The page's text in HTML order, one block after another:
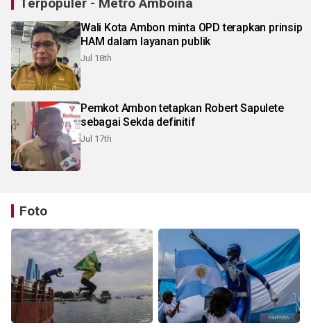
Wali Kota Ambon minta OPD terapkan prinsip
HAM dalam layanan publik
Jul 18th
Pemkot Ambon tetapkan Robert Sapulete
sebagai Sekda definitif
Jul 17th
Foto